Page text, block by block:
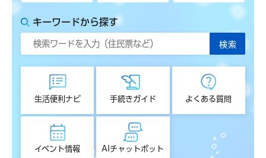
キーワードから探す
生活便利ナビ 手続きガイド よくある質問
イベント情報 AIチャットボット